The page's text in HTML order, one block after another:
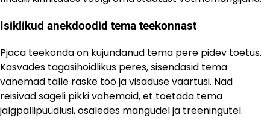
Isiklikud anekdoodid tema teekonnast
Pjaca teekonda on kujundanud tema pere pidev toetus.
Kasvades tagasihoidlikus peres, sisendasid tema
vanemad talle raske töö ja visaduse väärtusi. Nad
reisivad sageli pikki vahemaid, et toetada tema
jalgpallipüüdlusi, osaledes mängudel ja treeningutel.